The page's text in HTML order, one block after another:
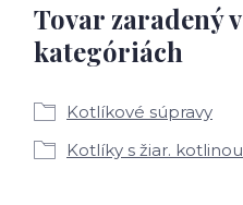
Tovar zaradený v
kategóriách
Kotlíkové súpravy
Kotlíky s žiar. kotlinou